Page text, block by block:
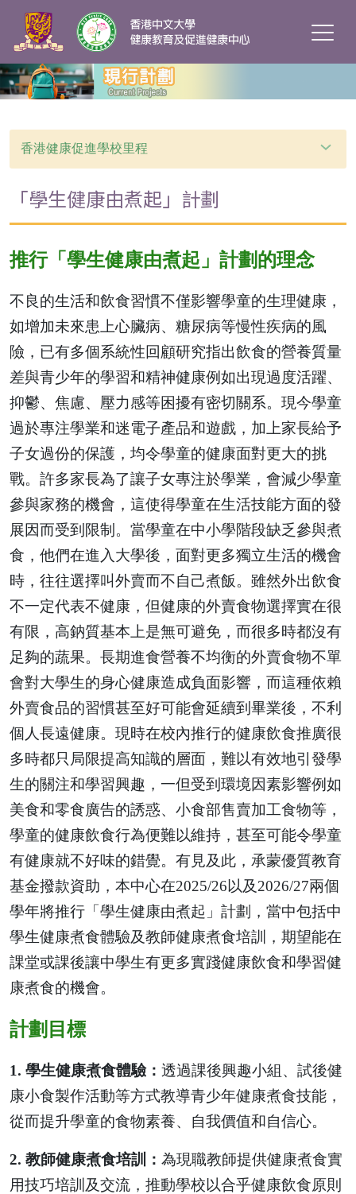
香港健康促進學校里程
「學生健康由煮起」計劃
推行「學生健康由煮起」計劃的理念
不良的生活和飲食習慣不僅影響學童的生理健康，
如增加未來患上心臟病、糖尿病等慢性疾病的風
險，已有多個系統性回顧研究指出飲食的營養質量
差與青少年的學習和精神健康例如出現過度活躍、
抑鬱、焦慮、壓力感等困擾有密切關系。現今學童
過於專注學業和迷電子產品和遊戲，加上家長給予
子女過份的保護，均令學童的健康面對更大的挑
戰。許多家長為了讓子女專注於學業，會減少學童
參與家務的機會，這使得學童在生活技能方面的發
展因而受到限制。當學童在中小學階段缺乏參與煮
食，他們在進入大學後，面對更多獨立生活的機會
時，往往選擇叫外賣而不自己煮飯。雖然外出飲食
不一定代表不健康，但健康的外賣食物選擇實在很
有限，高鈉質基本上是無可避免，而很多時都沒有
足夠的蔬果。長期進食營養不均衡的外賣食物不單
會對大學生的身心健康造成負面影響，而這種依賴
外賣食品的習慣甚至好可能會延續到畢業後，不利
個人長遠健康。現時在校內推行的健康飲食推廣很
多時都只局限提高知識的層面，難以有效地引發學
生的關注和學習興趣，一但受到環境因素影響例如
美食和零食廣告的誘惑、小食部售賣加工食物等，
學童的健康飲食行為便難以維持，甚至可能令學童
有健康就不好味的錯覺。有見及此，承蒙優質教育
基金撥款資助，本中心在2025/26以及2026/27兩個
學年將推行「學生健康由煮起」計劃，當中包括中
學生健康煮食體驗及教師健康煮食培訓，期望能在
課堂或課後讓中學生有更多實踐健康飲食和學習健
康煮食的機會。
計劃目標
1. 學生健康煮食體驗： 透過課後興趣小組、試後健
康小食製作活動等方式教導青少年健康煮食技能，
從而提升學童的食物素養、自我價值和自信心。
2. 教師健康煮食培訓： 為現職教師提供健康煮食實
用技巧培訓及交流，推動學校以合乎健康飲食原則